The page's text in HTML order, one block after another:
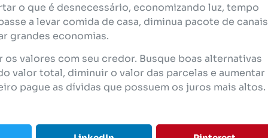
o que é desnecessário, economizando luz, tempo
a levar comida de casa, diminua pacote de canais
grandes economias.
valores com seu credor. Busque boas alternativas
valor total, diminuir o valor das parcelas e aumentar
pague as dívidas que possuem os juros mais altos.